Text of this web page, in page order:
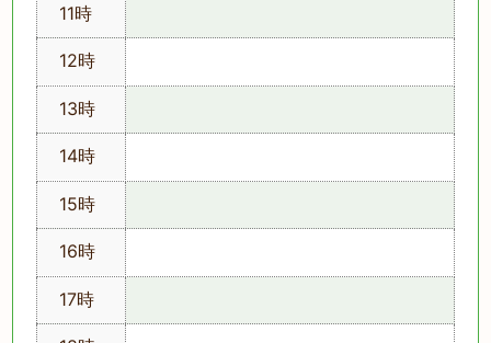
11時
12時
13時
14時
15時
16時
17時